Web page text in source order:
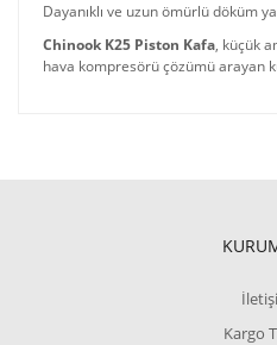
Dayanıklı ve uzun ömürlü döküm
Chinook K25 Piston Kafa, küçük
hava kompresörü çözümü arayan
Kargo